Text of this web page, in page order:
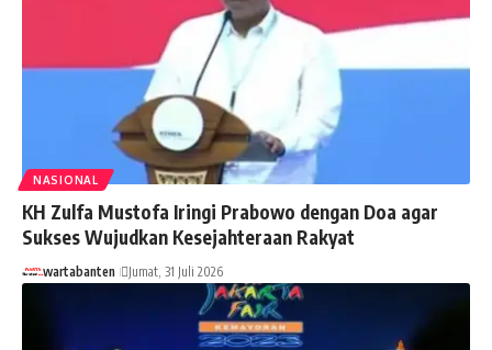
NASIONAL
KH Zulfa Mustofa Iringi Prabowo dengan Doa agar
Sukses Wujudkan Kesejahteraan Rakyat
wartabanten Jumat, 31 Juli 2026